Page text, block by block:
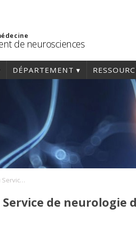
de neurosciences
DÉPARTEMENT
Réunion scientifique du Service de neurologie du CHUM
de neurologie